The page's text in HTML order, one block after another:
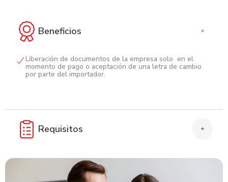
Beneficios +
Liberación de documentos de la empresa solo en el
momento de pago o aceptación de una letra de cambio
por parte del importador.
Requisitos +
Carta de instrucciones del cobro.
Documentos de la exportación.